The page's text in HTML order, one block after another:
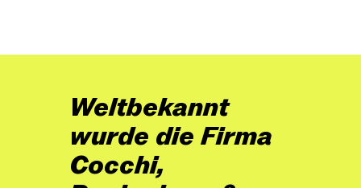
Weltbekannt
wurde die Firma
Cocchi,